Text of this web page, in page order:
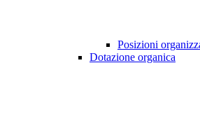
Posizioni
Dotazione organica